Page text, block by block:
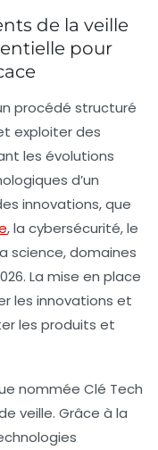
de la veille
pour
procédé structuré
exploiter des
les évolutions
d’un
innovations, que
, la cybersécurité, le
science, domaines
La mise en place
les innovations et
les produits et
nommée Clé Tech
veille. Grâce à la